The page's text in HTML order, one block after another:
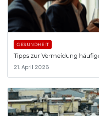
GESUNDHEIT
Tipps zur Vermeidung
21. April 2026